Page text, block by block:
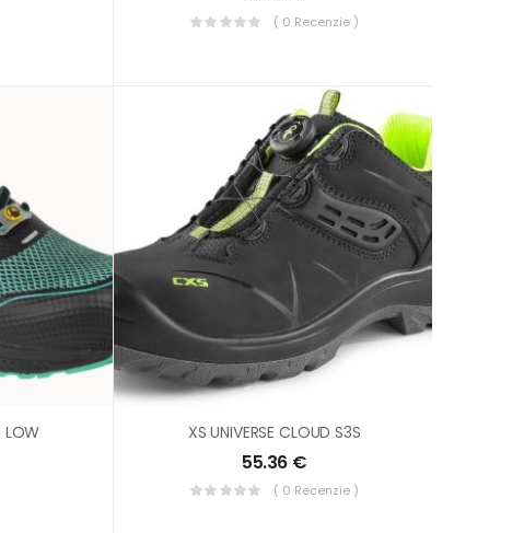
( 0 Recenzie )
LOW XS UNIVERSE CLOUD S3S
55.36 €
( 0 Recenzie )